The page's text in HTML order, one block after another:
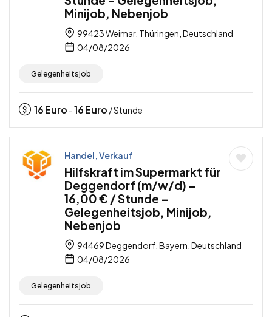
Minijob, Nebenjob
99423 Weimar, Thüringen, Deutschland
04/08/2026
Gelegenheitsjob
16Euro -16Euro / Stunde
Handel, Verkauf
Hilfskraft im Supermarkt für
Deggendorf (m/w/d) –
16,00 € / Stunde –
Gelegenheitsjob, Minijob,
Nebenjob
94469 Deggendorf, Bayern, Deutschland
04/08/2026
Gelegenheitsjob